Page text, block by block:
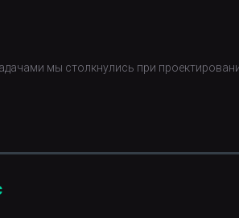
мы столкнулись при